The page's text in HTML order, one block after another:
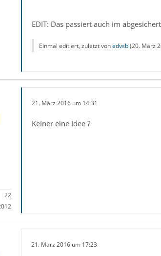
EDIT: Das passiert auch im
Einmal editiert, zuletzt vonedvsb(20. März
22
21. März 2016 um 14:31
Keiner eine Idee ?
21. März 2016 um 17:23